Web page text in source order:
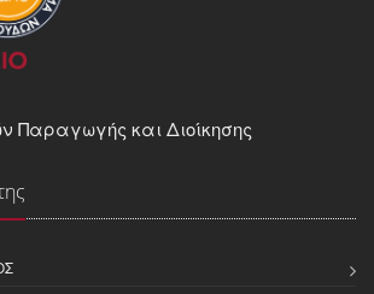
Παραγωγής και Διοίκησης